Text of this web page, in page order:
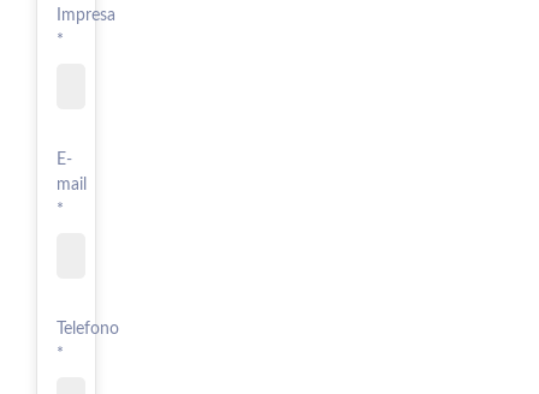
Impresa
*
E-
mail
*
Telefono
*